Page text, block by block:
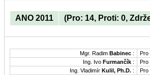
ANO 2011 (Pro: 14, Proti: 0,
Mgr. Radim Babinec : Pro
Ing. Ivo Furmančík : Pro
Ing. Vladimír Kulil, Ph.D. : Pro